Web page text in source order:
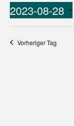
2023-08-28
Vorheriger Tag